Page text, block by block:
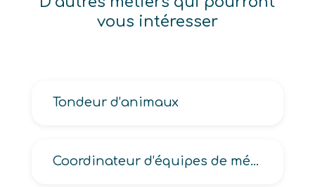
vous intéresser
Tondeur d’animaux
Coordinateur d’équipes de médiation